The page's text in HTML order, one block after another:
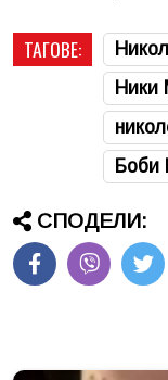
ТАГОВЕ:
Ники
Боби
СПОДЕЛИ: